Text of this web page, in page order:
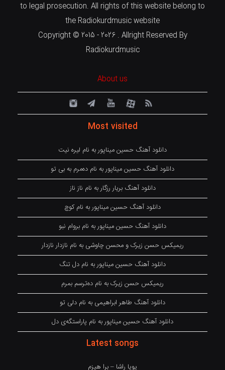
to legal prosecution. All rights of this website belong to
the Radiokurdmusic website
Copyright © 2015 - 2026 . Allright Reserved By
Radiokurdmusic
About us
Most visited
دانلود آهنگ حسین میناپور به نام لیره نیت
دانلود آهنگ حسین میناپور به نام دەمرم بە بی تو
دانلود آهنگ بریار رزگار به نام ناز ناز
دانلود آهنگ حسین میناپور به نام کوچ
دانلود آهنگ حسین میناپور به نام بروام نبو
ریمیکس حسن زیرک و محسن چاوشی به نام نازدار نازدار
دانلود آهنگ حسین میناپور به نام دل تنگ
ریمیکس حسن زیرک به نام دەترسم بمرم
دانلود آهنگ طاهر ابراهیمی به نام دلی تو
دانلود آهنگ حسین میناپور به نام پاراستگەی دل
Latest songs
پویا راشا – برا هیزم